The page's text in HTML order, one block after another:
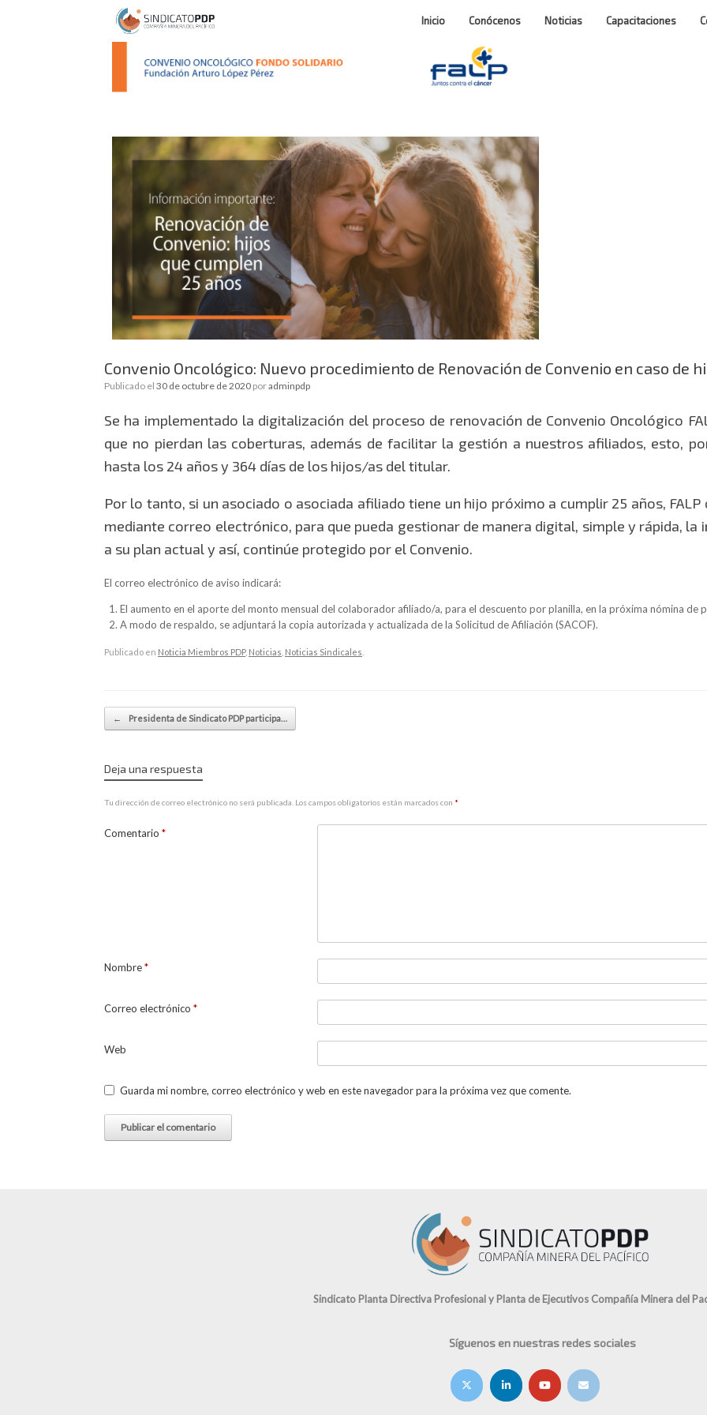
Inicio Conócenos Noticias Capacitaciones
Convenio Oncológico: Nuevo procedimiento de Renovación de Convenio en caso de
Publicado el 30 de octubre de 2020 poradminpdp
Se ha implementado la digitalización del proceso de renovación de Convenio Oncológico
que no pierdan las coberturas, además de facilitar la gestión a nuestros afiliados, esto,
hasta los 24 años y 364 días de los hijos/as del titular.
Por lo tanto, si un asociado o asociada afiliado tiene un hijo próximo a cumplir 25 años,
mediante correo electrónico, para que pueda gestionar de manera digital, simple y rápida,
a su plan actual y así, continúe protegido por el Convenio.
El correo electrónico de aviso indicará:
El aumento en el aporte del monto mensual del colaborador afiliado/a, para el descuento por planilla, en la próxima nómina de
A modo de respaldo, se adjuntará la copia autorizada y actualizada de la Solicitud de Afiliación (SACOF).
Publicado en Noticia Miembros PDP, Noticias Noticias Sindicales
Navegador de artículos
← Presidenta de Sindicato PDP participa…
Deja una respuesta
Tu dirección de correo electrónico no será publicada. Los campos obligatorios están marcados con *
Comentario *
Nombre*
Correo electrónico *
Web
Guarda mi nombre, correo electrónico y web en este navegador para la próxima vez que comente.
Sindicato Planta Directiva Profesional y Planta de Ejecutivos Compañía Minera del
Síguenos en nuestras redes sociales